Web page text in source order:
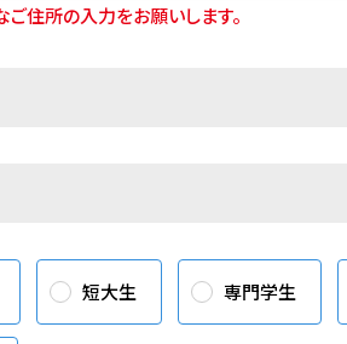
住所の入力をお願いします。
短大生 専門学生